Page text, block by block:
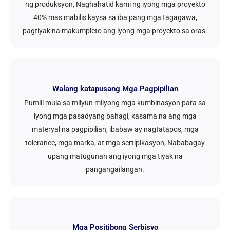
ng produksyon, Naghahatid kami ng iyong mga proyekto
40% mas mabilis kaysa sa iba pang mga tagagawa,
pagtiyak na makumpleto ang iyong mga proyekto sa oras.
Walang katapusang Mga Pagpipilian
Pumili mula sa milyun milyong mga kumbinasyon para sa
iyong mga pasadyang bahagi, kasama na ang mga
materyal na pagpipilian, ibabaw ay nagtatapos, mga
tolerance, mga marka, at mga sertipikasyon, Nababagay
upang matugunan ang iyong mga tiyak na
pangangailangan.
Mga Positibong Serbisyo